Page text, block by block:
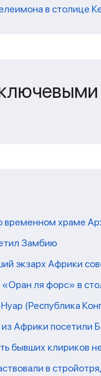
в столице
храме
Замбию
экзарх Африки
ля форс» в
(Республика
Африки посетили
бывших клириков
в